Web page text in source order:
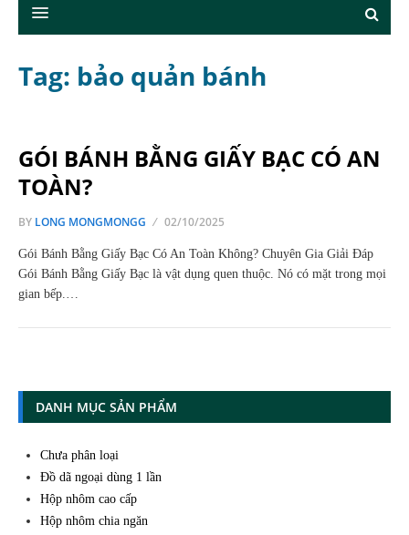
Tag: bảo quản bánh
GÓI BÁNH BẰNG GIẤY BẠC CÓ AN
TOÀN?
BY LONG MONGMONGG 02/10/2025
Gói Bánh Bằng Giấy Bạc Có An Toàn Không? Chuyên Gia Giải Đáp
Gói Bánh Bằng Giấy Bạc là vật dụng quen thuộc. Nó có mặt trong mọi
gian bếp.…
DANH MỤC SẢN PHẨM
Chưa phân loại
Đồ dã ngoại dùng 1 lần
Hộp nhôm cao cấp
Hộp nhôm chia ngăn